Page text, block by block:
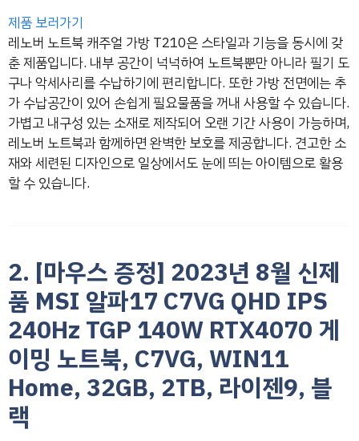
제품 보러가기
레노버 노트북 캐주얼 가방 T210은 스타일과 기능을 동시에 갖
춘 제품입니다. 내부 공간이 넉넉하여 노트북뿐만 아니라 필기 도
구나 악세사리를 수납하기에 편리합니다. 또한 가방 전면에는 추
가 수납공간이 있어 손쉽게 필요물품을 꺼내 사용할 수 있습니다.
가볍고 내구성 있는 소재로 제작되어 오랜 기간 사용이 가능하며,
레노버 노트북과 함께하면 완벽한 보호를 제공합니다. 견고한 소
재와 세련된 디자인으로 일상에서도 눈에 띄는 아이템으로 활용
할 수 있습니다.
2. [마우스 증정] 2023년 8월 신제
품 MSI 알파17 C7VG QHD IPS
240Hz TGP 140W RTX4070 게
이밍 노트북, C7VG, WIN11
Home, 32GB, 2TB, 라이젠9, 블
랙